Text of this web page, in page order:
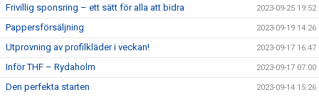
Frivillig sponsring – ett sätt för alla att bidra 2023-09-25 19:52
Pappersförsäljning 2023-09-19 14:26
Utprovning av profilkläder i veckan! 2023-09-17 16:47
Inför THF – Rydaholm 2023-09-17 07:00
Den perfekta starten 2023-09-14 15:26